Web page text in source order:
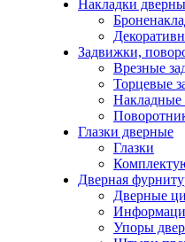
Накладки
Задвижки,
Врезные
Торцевые
Накладные
Глазки дверные
Глазки
Дверная
Дверные
Упоры